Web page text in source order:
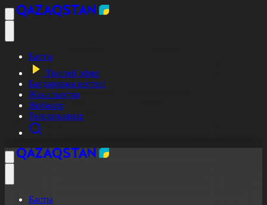
Басты
Тікелей эфир
Бағдарлама кестесі
Жаңалықтар
Жобалар
Телехикаялар
Басты